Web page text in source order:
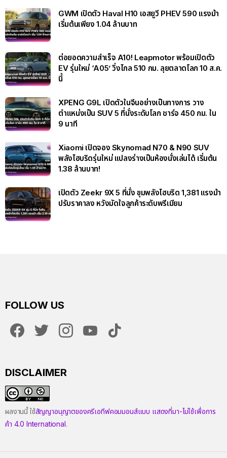
GWM เปิดตัว Haval H10 เอสยูวี PHEV 590 แรงม้า
เริ่มต้นเพียง 1.04 ล้านบาท
ต่อยอดความสำเร็จ A10! Leapmotor พร้อมเปิดตัว
EV รุ่นใหม่ ‘A05’ วิ่งไกล 510 กม. ลุยตลาดโลก 10 ส.ค.
นี้
XPENG G9L เปิดตัวในจีนอย่างเป็นทางการ วาง
ตำแหน่งเป็น SUV 5 ที่นั่งระดับโลก ชาร์จ 450 กม. ใน
9 นาที
Xiaomi เปิดจอง Skynomad N70 & N90 SUV
พลังไฮบริดรุ่นใหม่ แปลงร่างเป็นห้องนั่งเล่นได้ เริ่มต้น
1.38 ล้านบาท!
เปิดตัว Zeekr 9X 5 ที่นั่ง ขุมพลังไฮบริด 1,381 แรงม้า
ปรับราคาลง หวังมัดใจลูกค้าระดับพรีเมียม
FOLLOW US
DISCLAIMER
ผลงานนี้ ใช้สัญญาอนุญาตของครีเอทีฟคอมมอนส์แบบ แสดงที่มา-ไม่ใช้เพื่อการ
ค้า 4.0 International.